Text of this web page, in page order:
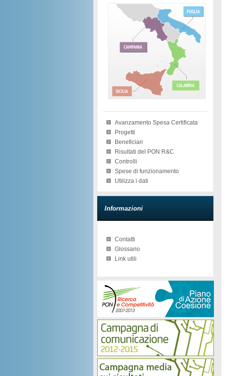
Avanzamento Spesa Certificata
Progetti
Beneficiari
Risultati del PON R&C
Controlli
Spese di funzionamento
Utilizza i dati
Informazioni
Contatti
Glossario
Link utili